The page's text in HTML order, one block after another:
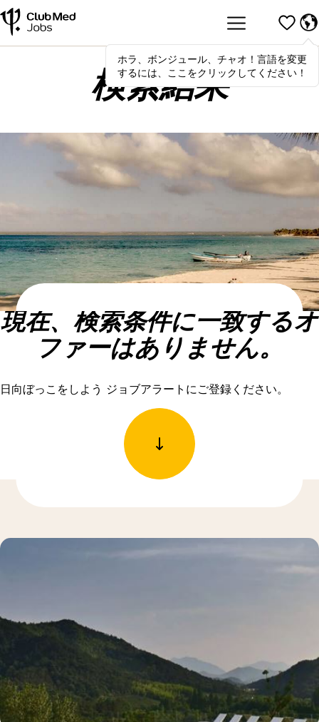
Hola,bonjour, ciao! To switch
languages, click here!
ホラ、ボンジュール、チャオ！言語を変更
するには、ここをクリックしてください！
検索結果
現在、検索条件に一致するオ
ファーはありません。
日向ぼっこをしよう ジョブアラートにご登録ください。